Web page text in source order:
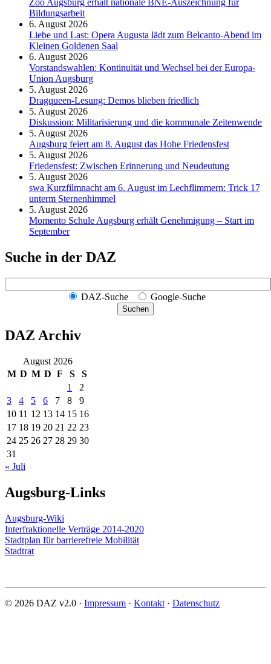
Zoo Augsburg erhält nationale BNE-Auszeichnung für
Bildungsarbeit
6. August 2026
Liebe und Last: Opera Augusta lädt zum Belcanto-Abend im
Kleinen Goldenen Saal
6. August 2026
Vorstandswahlen: Kontinuität und Wechsel bei der Europa-
Union Augsburg
5. August 2026
Dragqueen-Lesung: Demos blieben friedlich
5. August 2026
Diskussion: Mi­li­ta­ri­sie­rung und die kommunale Zeitenwende
5. August 2026
Augsburg feiert am 8. August das Hohe Friedensfest
5. August 2026
Friedensfest: Zwischen Erinnerung und Neudeutung
5. August 2026
swa Kurz­film­nacht am 6. August im Lech­flim­mern: Trick 17
unterm Sternen­himmel
5. August 2026
Momento Schule Augsburg erhält Genehmigung – Start im
September
Suche in der DAZ
DAZ-Suche Google-Suche
Suchen
DAZ Archiv
August 2026
M D M D F S
S
1
2
3
4 5 6 7 8
9
10 11 12 13 14 15 16
17 18 19 20 21 22 23
24 25 26 27 28 29 30
31
« Juli
Augsburg-Links
Augsburg-Wiki
Interfraktionelle Verträge 2014-2020
Stadtplan für barrierefreie Mobilität
Stadtrat
© 2026 DAZ v2.0 · Impressum · Kontakt · Datenschutz